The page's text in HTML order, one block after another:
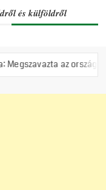
és külföldről
országgyűlés a tiszás